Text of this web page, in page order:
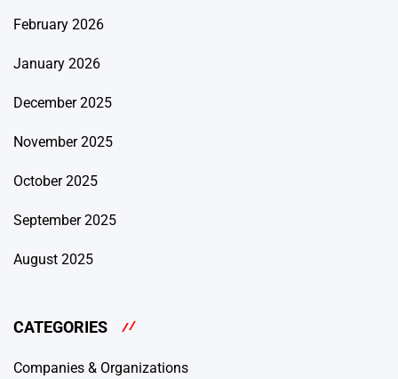
February 2026
January 2026
December 2025
November 2025
October 2025
September 2025
August 2025
CATEGORIES
Companies & Organizations